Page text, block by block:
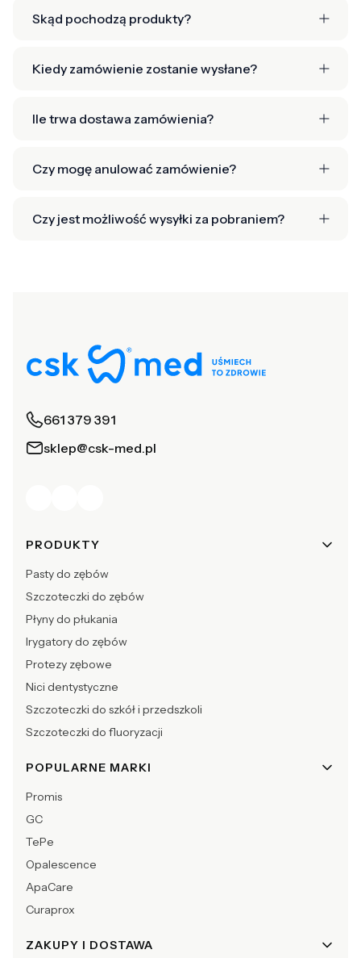
Skąd pochodzą produkty?
Kiedy zamówienie zostanie wysłane?
Ile trwa dostawa zamówienia?
Czy mogę anulować zamówienie?
Czy jest możliwość wysyłki za pobraniem?
661 379 391
sklep@csk-med.pl
Linki w stopce
PRODUKTY
Pasty do zębów
Szczoteczki do zębów
Płyny do płukania
Irygatory do zębów
Protezy zębowe
Nici dentystyczne
Szczoteczki do szkół i przedszkoli
Szczoteczki do fluoryzacji
POPULARNE MARKI
Promis
GC
TePe
Opalescence
ApaCare
Curaprox
ZAKUPY I DOSTAWA